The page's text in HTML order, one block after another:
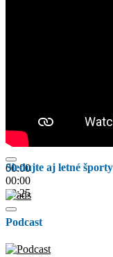
00:00
00:00
00:25
Sledujte aj letné športy
Podcast